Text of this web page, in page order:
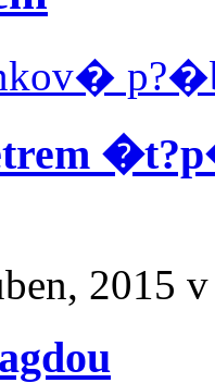
2015